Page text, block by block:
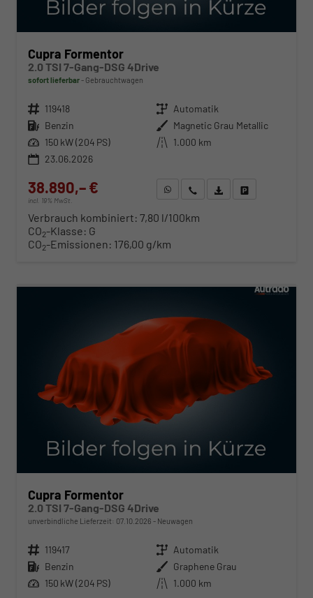
Cupra Formentor
2.0 TSI 7-Gang-DSG 4Drive
sofort lieferbar Gebrauchtwagen
Fahrzeugnr. 119418 Getriebe Automatik
Kraftstoff Benzin Außenfarbe Magnetic Grau Metallic
Leistung 150 kW (204 PS) Kilometerstand 1.000 km
23.06.2026
38.890,– €
incl. 19% MwSt.
WhatsApp anfragen
Wir rufen Sie anFahrzeugexposé (PDF)
Verbrauch kombiniert: 7,80 l/100km
CO2-Klasse: G
CO2-Emissionen: 176,00 g/km
Cupra Formentor
2.0 TSI 7-Gang-DSG 4Drive
unverbindliche Lieferzeit: 07.10.2026 Neuwagen
Fahrzeugnr. 119417 Getriebe Automatik
Kraftstoff Benzin Außenfarbe Graphene Grau
Leistung 150 kW (204 PS) Kilometerstand 1.000 km